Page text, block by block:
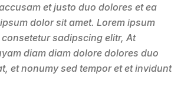
et justo duo dolores et ea
dolor sit amet. Lorem ipsum
sadipscing elitr, At
diam diam dolore dolores duo
et nonumy sed tempor et et invidunt